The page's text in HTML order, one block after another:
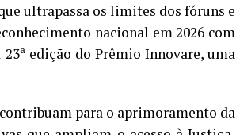
ultrapassa os limites dos fóruns e
nacional em 2026 com
edição do Prêmio Innovare, uma
para o aprimoramento da